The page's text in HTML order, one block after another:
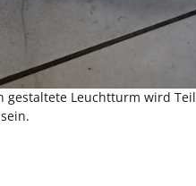
gestaltete Leuchtturm wird Teil